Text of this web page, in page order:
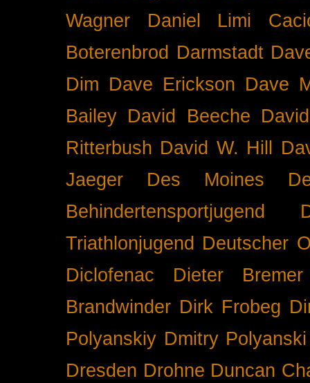
Wagner
Daniel Limi
Boterenbrod Darmstadt
Dim Dave Erickson Dave
Bailey David Beeche
Ritterbush David W. Hill
Jaeger
Des Moines
Behindertensportjugend
Triathlonjugend Deutscher
Diclofenac
Dieter Bremer
Brandwinder Dirk Frobeg
Polyanskiy Dmitry Polyanski
Dresden Drohne Duncan